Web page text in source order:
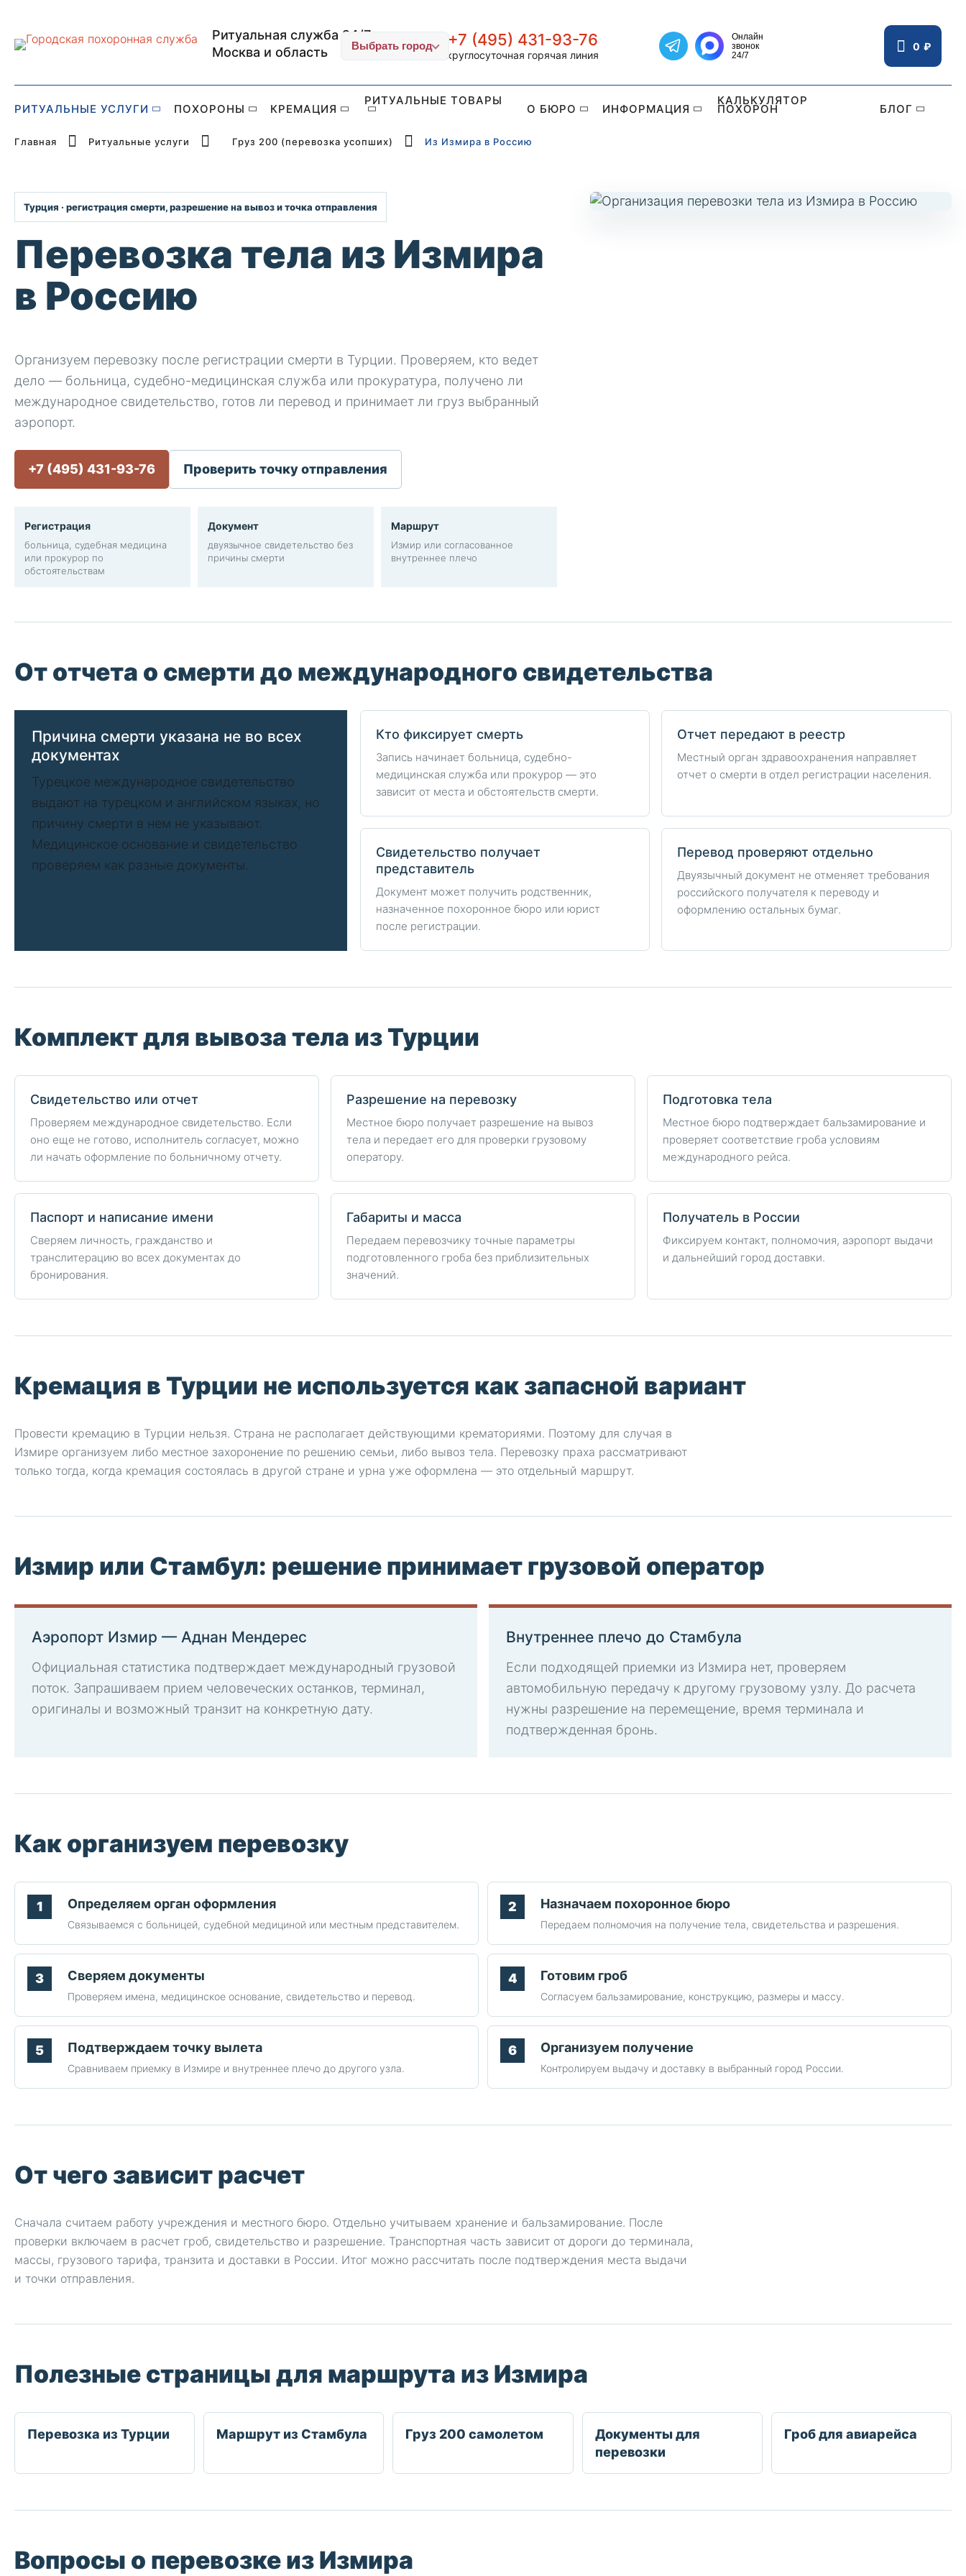
Главная страница РИТУАЛ-СТОЛИЦА
Ритуальная служба 24/7
Москва и область
Выбрать город +7 (495) 431-93-76
круглосуточная горячая линия Написать в Telegram
Онлайн
звонок
24/7
₽
0
РИТУАЛЬНЫЕ УСЛУГИ ПОХОРОНЫ КРЕМАЦИЯ
РИТУАЛЬНЫЕ ТОВАРЫ
О БЮРО ИНФОРМАЦИЯ
КАЛЬКУЛЯТОР
ПОХОРОН БЛОГ
Главная Ритуальные услуги Груз 200 (перевозка усопших) Из Измира в Россию
Турция · регистрация смерти, разрешение на вывоз и точка отправления
Перевозка тела из Измира
в Россию
Организуем перевозку после регистрации смерти в Турции. Проверяем, кто ведет
дело — больница, судебно-медицинская служба или прокуратура, получено ли
международное свидетельство, готов ли перевод и принимает ли груз выбранный
аэропорт.
+7 (495) 431-93-76 Проверить точку отправления
Регистрация
больница, судебная медицина
или прокурор по
обстоятельствам
Документ
двуязычное свидетельство без
причины смерти
Маршрут
Измир или согласованное
внутреннее плечо
От отчета о смерти до международного свидетельства
Причина смерти указана не во всех
документах
Турецкое международное свидетельство
выдают на турецком и английском языках, но
причину смерти в нем не указывают.
Медицинское основание и свидетельство
проверяем как разные документы.
Кто фиксирует смерть
Запись начинает больница, судебно-
медицинская служба или прокурор — это
зависит от места и обстоятельств смерти.
Отчет передают в реестр
Местный орган здравоохранения направляет
отчет о смерти в отдел регистрации населения.
Свидетельство получает
представитель
Документ может получить родственник,
назначенное похоронное бюро или юрист
после регистрации.
Перевод проверяют отдельно
Двуязычный документ не отменяет требования
российского получателя к переводу и
оформлению остальных бумаг.
Комплект для вывоза тела из Турции
Свидетельство или отчет
Проверяем международное свидетельство. Если
оно еще не готово, исполнитель согласует, можно
ли начать оформление по больничному отчету.
Разрешение на перевозку
Местное бюро получает разрешение на вывоз
тела и передает его для проверки грузовому
оператору.
Подготовка тела
Местное бюро подтверждает бальзамирование и
проверяет соответствие гроба условиям
международного рейса.
Паспорт и написание имени
Сверяем личность, гражданство и
транслитерацию во всех документах до
бронирования.
Габариты и масса
Передаем перевозчику точные параметры
подготовленного гроба без приблизительных
значений.
Получатель в России
Фиксируем контакт, полномочия, аэропорт выдачи
и дальнейший город доставки.
Кремация в Турции не используется как запасной вариант
Провести кремацию в Турции нельзя. Страна не располагает действующими крематориями. Поэтому для случая в
Измире организуем либо местное захоронение по решению семьи, либо вывоз тела. Перевозку праха рассматривают
только тогда, когда кремация состоялась в другой стране и урна уже оформлена — это отдельный маршрут.
Измир или Стамбул: решение принимает грузовой оператор
Аэропорт Измир — Аднан Мендерес
Официальная статистика подтверждает международный грузовой
поток. Запрашиваем прием человеческих останков, терминал,
оригиналы и возможный транзит на конкретную дату.
Внутреннее плечо до Стамбула
Если подходящей приемки из Измира нет, проверяем
автомобильную передачу к другому грузовому узлу. До расчета
нужны разрешение на перемещение, время терминала и
подтвержденная бронь.
Как организуем перевозку
Определяем орган оформления
Связываемся с больницей, судебной медициной или местным представителем.
Назначаем похоронное бюро
Передаем полномочия на получение тела, свидетельства и разрешения.
Сверяем документы
Проверяем имена, медицинское основание, свидетельство и перевод.
Готовим гроб
Согласуем бальзамирование, конструкцию, размеры и массу.
Подтверждаем точку вылета
Сравниваем приемку в Измире и внутреннее плечо до другого узла.
Организуем получение
Контролируем выдачу и доставку в выбранный город России.
От чего зависит расчет
Сначала считаем работу учреждения и местного бюро. Отдельно учитываем хранение и бальзамирование. После
проверки включаем в расчет гроб, свидетельство и разрешение. Транспортная часть зависит от дороги до терминала,
массы, грузового тарифа, транзита и доставки в России. Итог можно рассчитать после подтверждения места выдачи
и точки отправления.
Полезные страницы для маршрута из Измира
Перевозка из Турции Маршрут из Стамбула Груз 200 самолетом
Документы для
перевозки
Гроб для авиарейса
Вопросы о перевозке из Измира